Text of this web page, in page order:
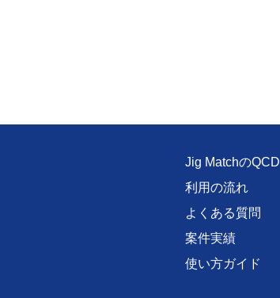
Jig MatchのQCD
利用の流れ
よくある質問
案件実績
使い方ガイド